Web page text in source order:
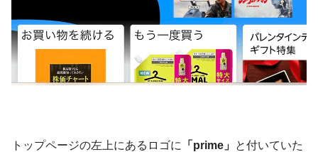
トップページの左上にあるロゴに 「prime」 と付いていた